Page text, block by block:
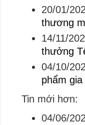
20/01/
thương
14/11/
thưởng
04/10/
phẩm
Tin mới hơn:
04/06/